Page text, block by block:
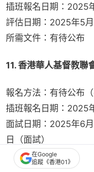
插班報名日期：2025
評估日期：2025年5月
所需文件：有待公布
11. 香港華人基督教聯
報名方法：有待公布
插班報名日期：2025
面試日期：2025年6
日（面試）
所需文件：有待公布
在Google
追蹤《香港01》